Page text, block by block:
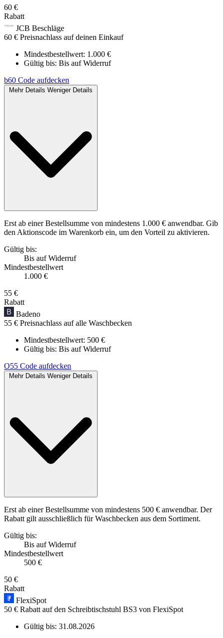
60 €
Rabatt
JCB Beschläge
60 € Preisnachlass auf deinen Einkauf
Mindestbestellwert: 1.000 €
Gültig bis: Bis auf Widerruf
b60 Code aufdecken
Mehr Details Weniger Details
Erst ab einer Bestellsumme von mindestens 1.000 € anwendbar. Gib
den Aktionscode im Warenkorb ein, um den Vorteil zu aktivieren.
Gültig bis:
Bis auf Widerruf
Mindestbestellwert
1.000 €
55 €
Rabatt
Badeno
55 € Preisnachlass auf alle Waschbecken
Mindestbestellwert: 500 €
Gültig bis: Bis auf Widerruf
O55 Code aufdecken
Mehr Details Weniger Details
Erst ab einer Bestellsumme von mindestens 500 € anwendbar. Der
Rabatt gilt ausschließlich für Waschbecken aus dem Sortiment.
Gültig bis:
Bis auf Widerruf
Mindestbestellwert
500 €
50 €
Rabatt
FlexiSpot
50 € Rabatt auf den Schreibtischstuhl BS3 von FlexiSpot
Gültig bis: 31.08.2026